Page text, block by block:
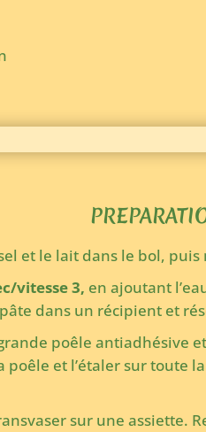
et le lait dans le bol, puis
vitesse 3, en ajoutant
dans un récipient et
poêle antiadhésive
et l’étaler sur toute
sur une assiette.